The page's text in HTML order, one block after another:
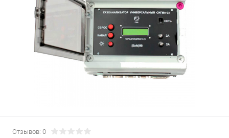
Отзывов: 0